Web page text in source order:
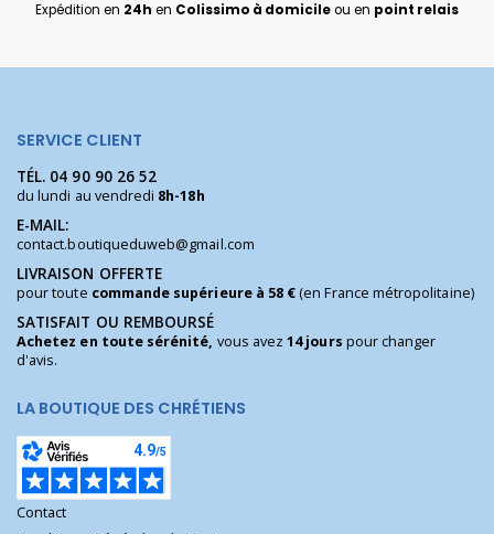
Expédition en 24h en Colissimo à domicileou en point relais
SERVICE CLIENT
TÉL. 04 90 90 26 52
du lundi au vendredi 8h-18h
E-MAIL:
contact.boutiqueduweb@gmail.com
LIVRAISON OFFERTE
pour toute commande supérieure à 58 €(en France métropolitaine)
SATISFAIT OU REMBOURSÉ
Achetez en toute sérénité, vous avez14 jours pour changer
d'avis.
LA BOUTIQUE DES CHRÉTIENS
Contact